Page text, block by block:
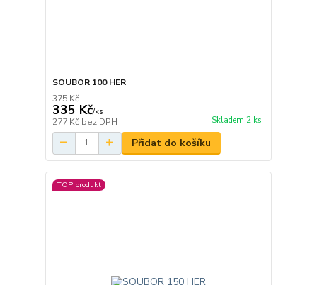
SOUBOR 100 HER
375 Kč
335 Kč/ks
277 Kč bez DPH Skladem 2 ks
Přidat do košíku
TOP produkt